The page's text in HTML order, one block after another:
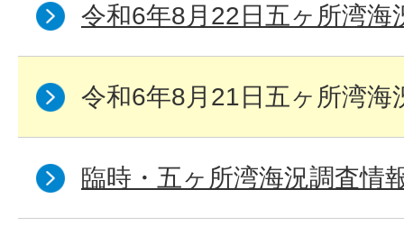
令和6年8月22日五ヶ所湾海
令和6年8月21日五ヶ所湾海
臨時・五ヶ所湾海況調査情